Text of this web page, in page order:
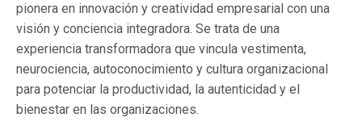
pionera en innovación y creatividad empresarial con una
visión y conciencia integradora. Se trata de una
experiencia transformadora que vincula vestimenta,
neurociencia, autoconocimiento y cultura organizacional
para potenciar la productividad, la autenticidad y el
bienestar en las organizaciones.